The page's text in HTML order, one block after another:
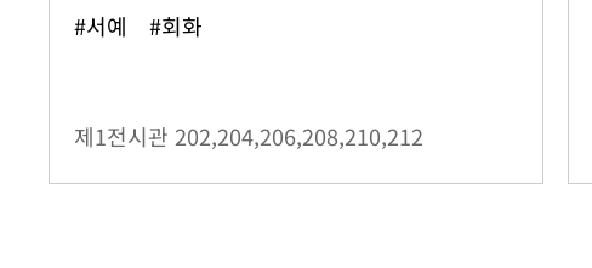
#서예 #회화
제1전시관 202,204,206,208,210,212